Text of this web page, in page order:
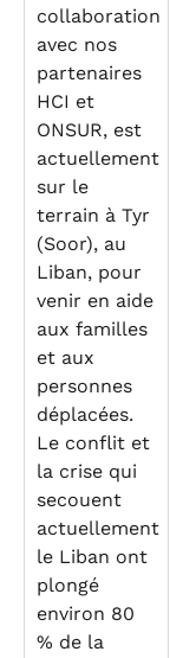
collaboration
avec nos
partenaires
HCI et
ONSUR, est
actuellement
sur le
terrain à Tyr
(Soor), au
Liban, pour
venir en aide
aux familles
et aux
personnes
déplacées.
Le conflit et
la crise qui
secouent
actuellement
le Liban ont
plongé
environ 80
% de la